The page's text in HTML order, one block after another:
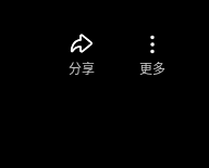
分享 更多